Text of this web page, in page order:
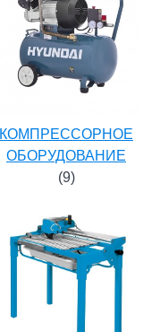
КОМПРЕССОРНОЕ
ОБОРУДОВАНИЕ
(9)